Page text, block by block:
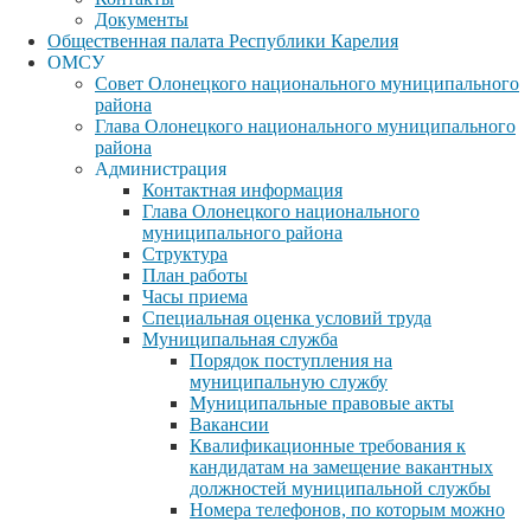
Документы
Общественная палата Республики Карелия
ОМСУ
Совет Олонецкого национального муниципального
района
Глава Олонецкого национального муниципального
района
Администрация
Контактная информация
Глава Олонецкого национального
муниципального района
Структура
План работы
Часы приема
Специальная оценка условий труда
Муниципальная служба
Порядок поступления на
муниципальную службу
Муниципальные правовые акты
Вакансии
Квалификационные требования к
кандидатам на замещение вакантных
должностей муниципальной службы
Номера телефонов, по которым можно